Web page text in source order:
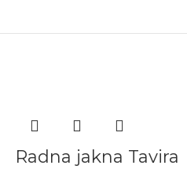
Radna jakna Tavira